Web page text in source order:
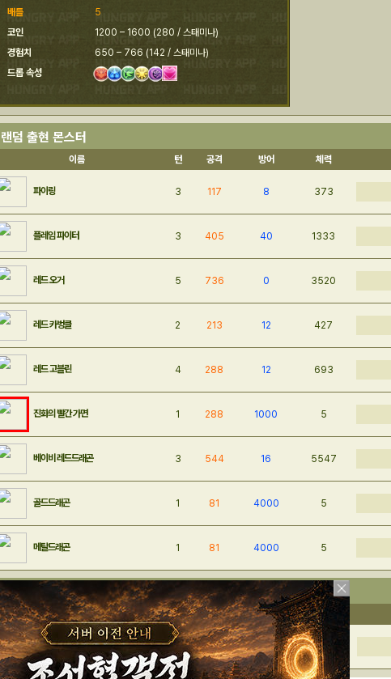
배틀
코인
경험치
드롭 속성
5
1200 – 1600 (280 / 스태미나)
650 – 766 (142 / 스태미나)
랜덤 출현 몬스터
이름 턴 공격 방어 체력
파이링 3 117 8 373
플레임 파이터 3 405 40 1333
레드 오거 5 736 0 3520
레드 카벙클 2 213 12 427
레드 고블린 4 288 12 693
진화의 빨간 가면 1 288 1000 5
베이비 레드드래곤 3 544 16 5547
골드드래곤 1 81 4000 5
메탈드래곤 1 81 4000 5
고정 출현 몬스터
층수 이름 턴 공격 방어 체력
5층 플레임 골렘 × 3 4 384 71 5813